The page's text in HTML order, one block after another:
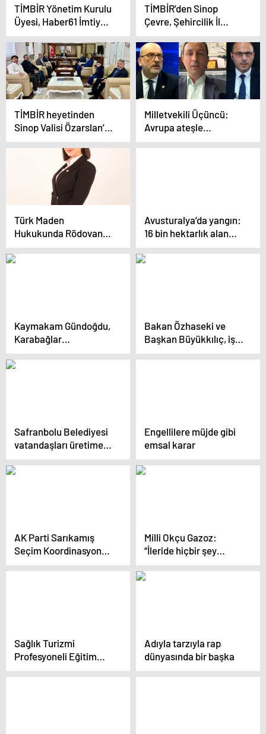
TİMBİR Yönetim Kurulu
Üyesi, Haber61 İmtiyaz
Sahibi Tanju
Akıncıoğlu’na Hizmet
Ödülü
TİMBİR’den Sinop
Çevre, Şehircilik İl
Müdürü Livaoğlu’na
ziyaret
TİMBİR heyetinden
Sinop Valisi Özarslan’a
ziyaret
Milletvekili Üçüncü:
Avrupa ateşle
oynamanın cezasını
Türk Maden
Hukukunda Rödovans
Sözleşmesi / Av.
Zeynep Hilal Doy
Avusturalya’da yangın:
16 bin hektarlık alan
küle döndü
Kaymakam Gündoğdu,
Karabağlar
Mahallesi’nde
vatandaşlarla buluştu
Bakan Özhaseki ve
Başkan Büyükkılıç, iş
insanlarıyla buluştu
Safranbolu Belediyesi
vatandaşları üretime
teşvik etmeye devam
ediyor
Engellilere müjde gibi
emsal karar
AK Parti Sarıkamış
Seçim Koordinasyon
Merkezi Açıldı
Milli Okçu Gazoz:
“İleride hiçbir şey
yapmak istemiyorum”
Sağlık Turizmi
Profesyoneli Eğitim
Programı tamamlandı
Adıyla tarzıyla rap
dünyasında bir başka